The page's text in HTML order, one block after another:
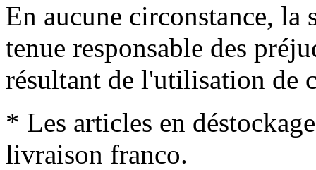
En aucune circonstance, la
tenue responsable des
résultant de l'utilisation de
* Les articles en
livraison franco.